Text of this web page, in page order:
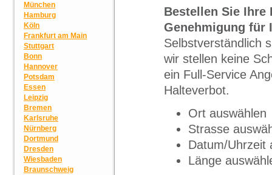
München
Hamburg
Köln
Frankfurt am Main
Stuttgart
Bonn
Hannover
Potsdam
Essen
Leipzig
Bremen
Karlsruhe
Nürnberg
Dortmund
Dresden
Wiesbaden
Braunschweig
Bestellen Sie
Genehmigung für
Selbstverständlich
wir stellen keine
ein Full-Service
Halteverbot.
Ort auswählen
Strasse
Datum/Uhrzeit
Länge